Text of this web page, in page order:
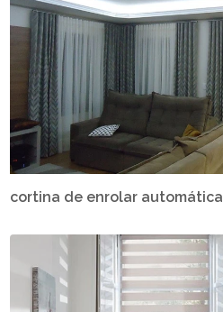
cortina de enrolar automática